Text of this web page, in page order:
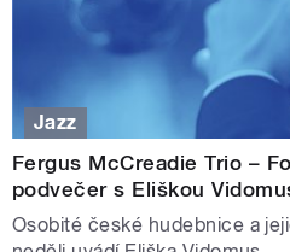
Jazz
Fergus McCreadie Trio –
podvečer s Eliškou
Osobité české hudebnice a